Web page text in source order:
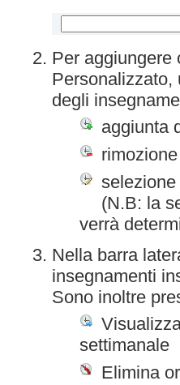
Per aggiungere
Personalizzato,
degli
aggiunta
(N.B: la
verrà
Nella barra
insegnamenti
Sono inoltre
settimanale
Elimina